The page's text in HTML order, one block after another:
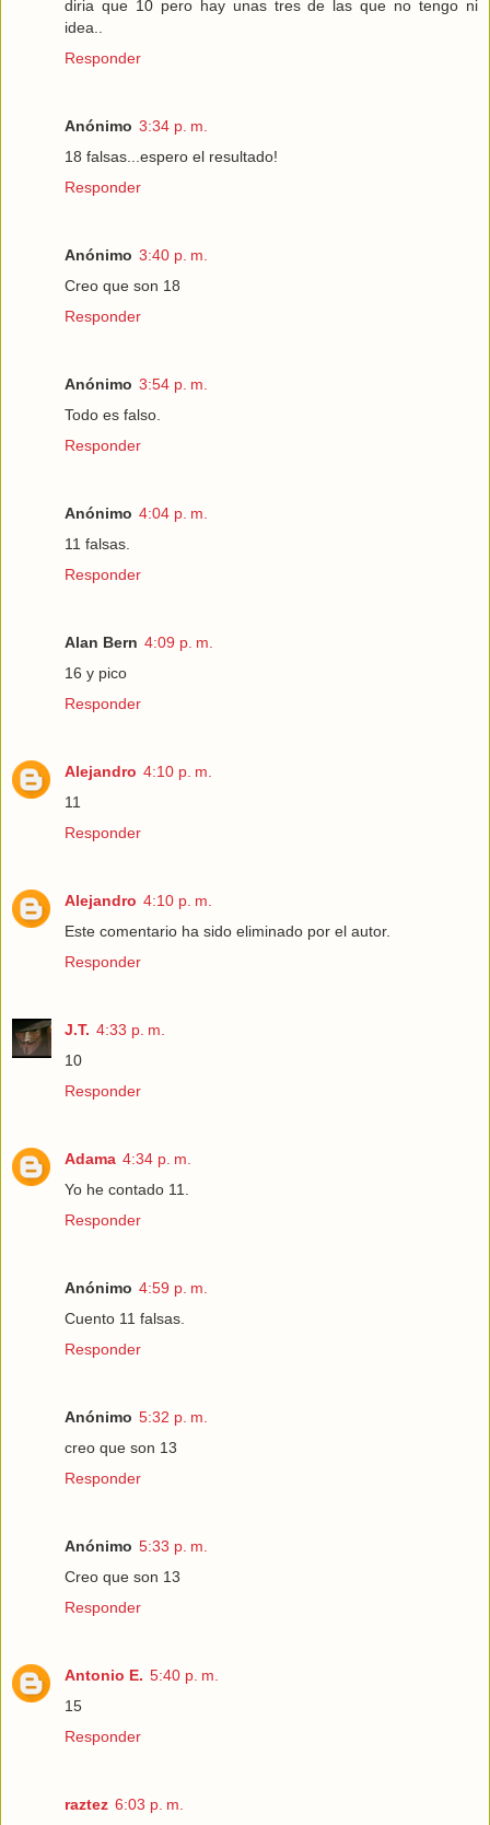
diria que 10 pero hay unas tres de las que no tengo ni
idea..
Responder
Anónimo 3:34 p. m.
18 falsas...espero el resultado!
Responder
Anónimo 3:40 p. m.
Creo que son 18
Responder
Anónimo 3:54 p. m.
Todo es falso.
Responder
Anónimo 4:04 p. m.
11 falsas.
Responder
Alan Bern 4:09 p. m.
16 y pico
Responder
Alejandro 4:10 p. m.
11
Responder
Alejandro 4:10 p. m.
Este comentario ha sido eliminado por el autor.
Responder
J.T. 4:33 p. m.
10
Responder
Adama 4:34 p. m.
Yo he contado 11.
Responder
Anónimo 4:59 p. m.
Cuento 11 falsas.
Responder
Anónimo 5:32 p. m.
creo que son 13
Responder
Anónimo 5:33 p. m.
Creo que son 13
Responder
Antonio E. 5:40 p. m.
15
Responder
raztez 6:03 p. m.